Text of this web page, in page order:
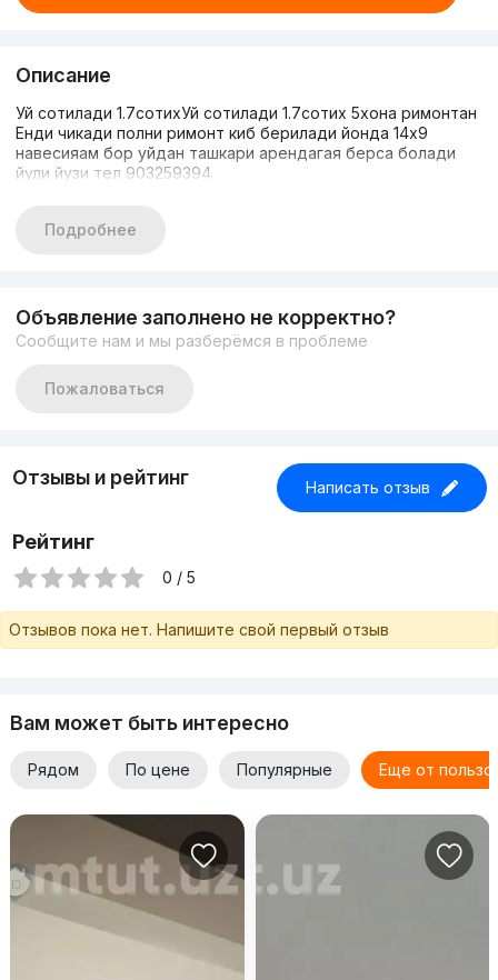
Описание
Уй сотилади 1.7сотихУй сотилади 1.7сотих 5хона римонтан
Енди чикади полни римонт киб берилади йонда 14х9
навесияам бор уйдан ташкари арендагая берса болади
йули йузи тел 903259394
Подробнее
Объявление заполнено не корректно?
Сообщите нам и мы разберёмся в проблеме
Пожаловаться
Отзывы и рейтинг Написать отзыв
Рейтинг
0 / 5
Отзывов пока нет. Напишите свой первый отзыв
Вам может быть интересно
Рядом По цене Популярные Еще от